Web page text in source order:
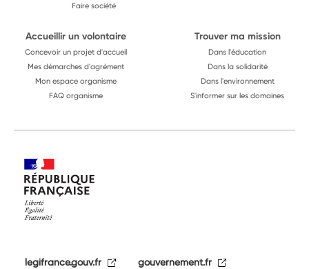
Faire société
Accueillir un volontaire
Concevoir un projet d'accueil
Mes démarches d'agrément
Mon espace organisme
FAQ organisme
Trouver ma mission
Dans l'éducation
Dans la solidarité
Dans l'environnement
S'informer sur les domaines
legifrance.gouv.fr gouvernement.fr